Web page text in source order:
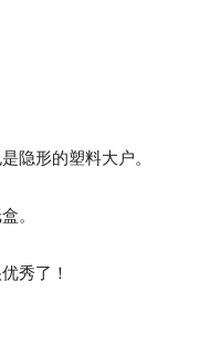
隐形的塑料大户。
。
秀了！